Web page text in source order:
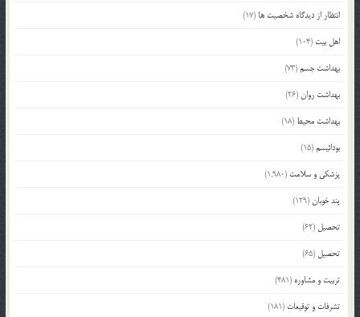
انتظار از دیدگاه شخصیت ها (17)
اهل بیت (104)
بهداشت جسم(73)
بهداشت روان(26)
بهداشت محیط (18)
بودائیسم(15)
پزشکی و سلامت (1,980)
پند خوبان(129)
تحصیل (62)
تحصیل (65)
تربیت و مشاوره (481)
تشرفات و توقیعات (181)